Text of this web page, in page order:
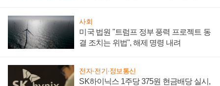
사회
미국 법원 "트럼프 정부 풍력 프로젝트 동
결 조치는 위법", 해제 명령 내려
전자·전기·정보통신
SK하이닉스 1주당 375원 현금배당 실시,